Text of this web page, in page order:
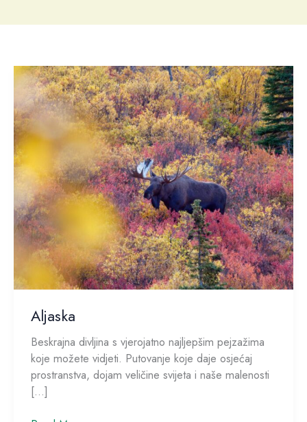
Aljaska
Beskrajna divljina s vjerojatno najljepšim pejzažima
koje možete vidjeti. Putovanje koje daje osjećaj
prostranstva, dojam veličine svijeta i naše malenosti
[…]
Aljaska